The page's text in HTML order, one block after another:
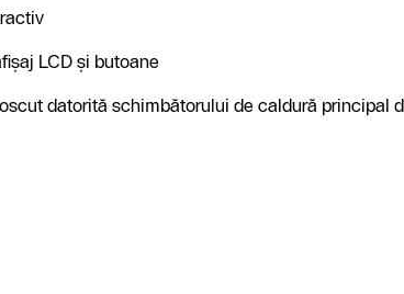
LCD și butoane
datorită schimbătorului de caldură principal